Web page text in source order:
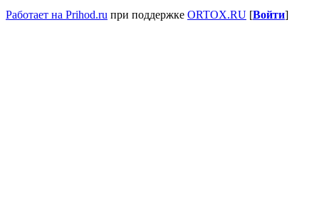
Работает на Prihod.ru при поддержке ORTOX.RU [Войти]